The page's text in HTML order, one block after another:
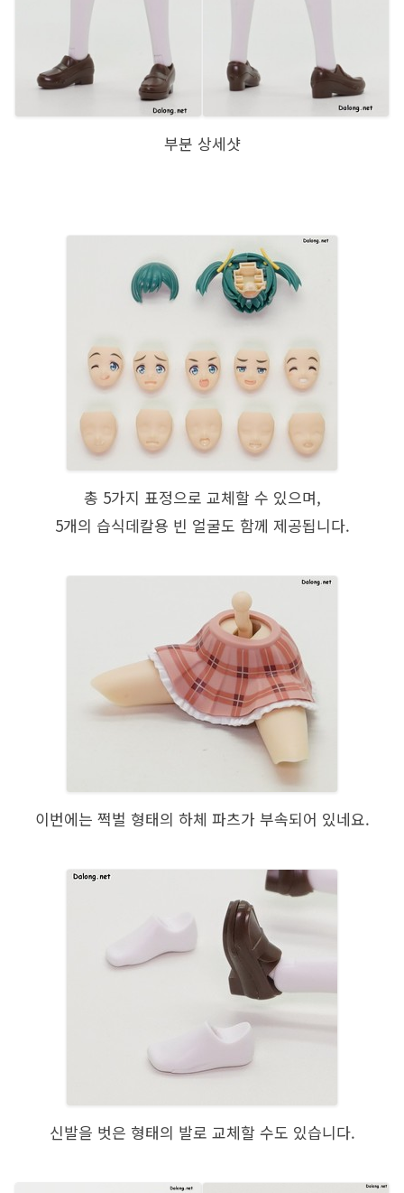
부분 상세샷
총 5가지 표정으로 교체할 수 있으며,
5개의 습식데칼용 빈 얼굴도 함께 제공됩니다.
이번에는 쩍벌 형태의 하체 파츠가 부속되어 있네요.
신발을 벗은 형태의 발로 교체할 수도 있습니다.